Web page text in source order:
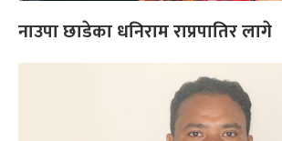
नाउपा छाडेका धनिराम राप्रपातिर लागे